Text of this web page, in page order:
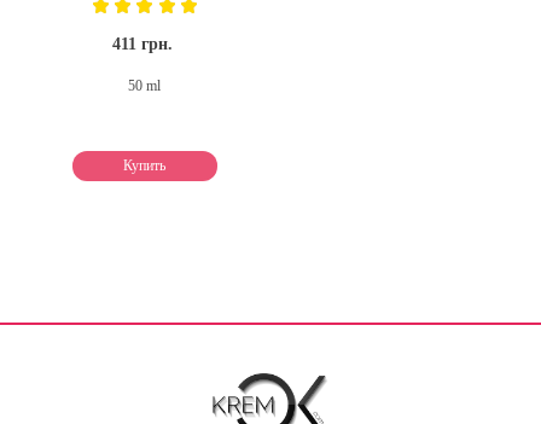
411 грн.
50 ml
Купить